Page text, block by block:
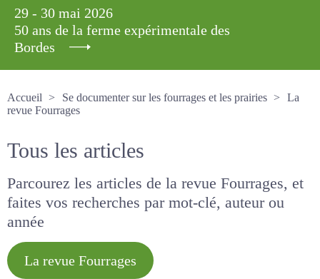
29 - 30 mai 2026
50 ans de la ferme expérimentale des
Bordes
Accueil
Se documenter sur les fourrages et les prairies
La revue Fourrages
Tous les articles
Parcourez les articles de la revue Fourrages, et
faites vos recherches par mot-clé, auteur ou
année
La revue Fourrages